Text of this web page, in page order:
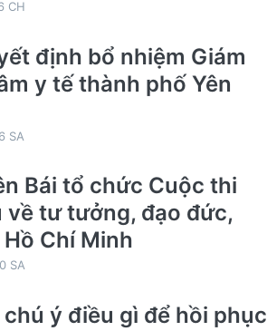
CH
định bổ nhiệm Giám
y tế thành phố Yên
SA
Bái tổ chức Cuộc thi
về tư tưởng, đạo đức,
Chí Minh
SA
ý điều gì để hồi phục